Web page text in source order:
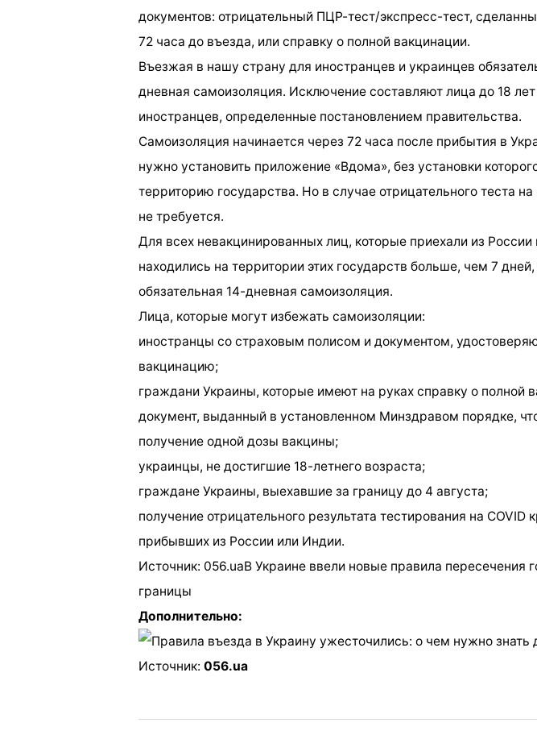
документов: отрицательный ПЦР-тест/экспресс-тест,
72 часа до въезда, или справку о полной вакцинации.
Въезжая в нашу страну для иностранцев и украинцев
дневная самоизоляция. Исключение составляют лица до 18 лет
иностранцев, определенные постановлением правительства.
Самоизоляция начинается через 72 часа после прибытия в
нужно установить приложение «Вдома», без установки
территорию государства. Но в случае отрицательного теста
не требуется.
Для всех невакцинированных лиц, которые приехали из России
находились на территории этих государств больше, чем 7
обязательная 14-дневная самоизоляция.
Лица, которые могут избежать самоизоляции:
иностранцы со страховым полисом и документом,
вакцинацию;
граждани Украины, которые имеют на руках справку о полной
документ, выданный в установленном Минздравом порядке,
получение одной дозы вакцины;
украинцы, не достигшие 18-летнего возраста;
граждане Украины, выехавшие за границу до 4 августа;
получение отрицательного результата тестирования на COVID
прибывших из России или Индии.
Источник: 056.uaВ Украине ввели новые правила пересечения
границы
Дополнительно:
Источник: 056.ua